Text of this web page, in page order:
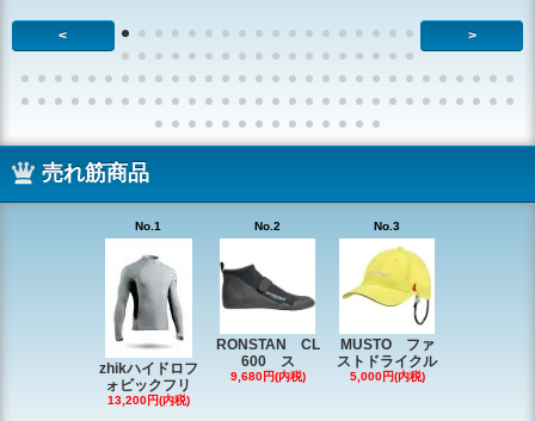
< >
売れ筋商品
No.1
zhikハイドロフ
ォビックフリ
13,200円(内税)
No.2
RONSTAN CL
600 ス
9,680円(内税)
No.3
MUSTO ファ
ストドライクル
5,000円(内税)